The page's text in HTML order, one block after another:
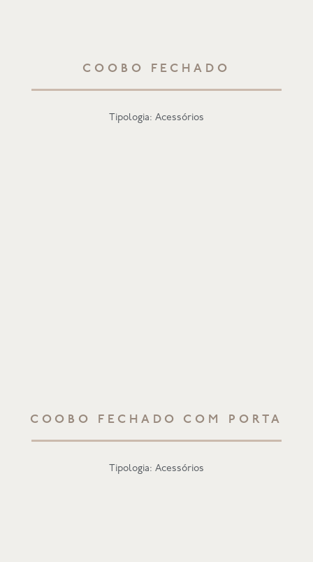
COOBO FECHADO
Tipologia: Acessórios
COOBO FECHADO COM PORTA
Tipologia: Acessórios